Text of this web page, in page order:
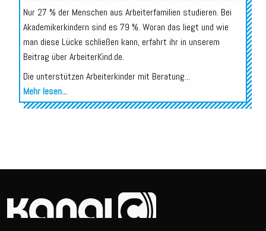
Nur 27 % der Menschen aus Arbeiterfamilien studieren. Bei
Akademikerkindern sind es 79 %. Woran das liegt und wie
man diese Lücke schließen kann, erfahrt ihr in unserem
Beitrag über ArbeiterKind.de.
Die unterstützen Arbeiterkinder mit Beratung...
Mehr lesen...